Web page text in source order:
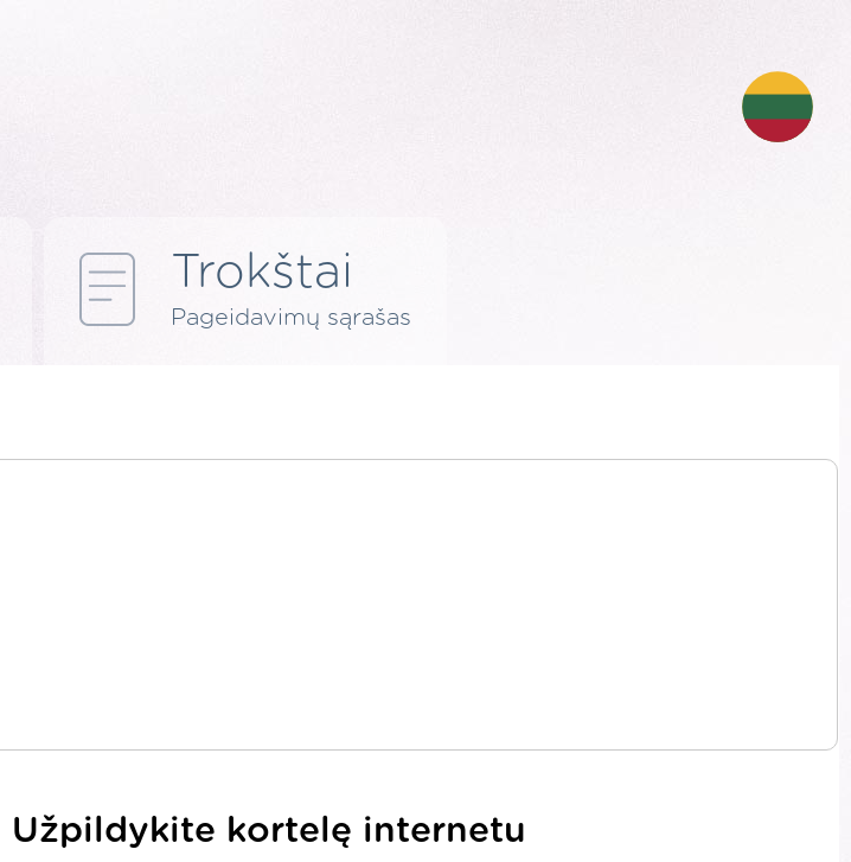
Trokštai
Pageidavimų sąrašas
Užpildykite kortelę internetu